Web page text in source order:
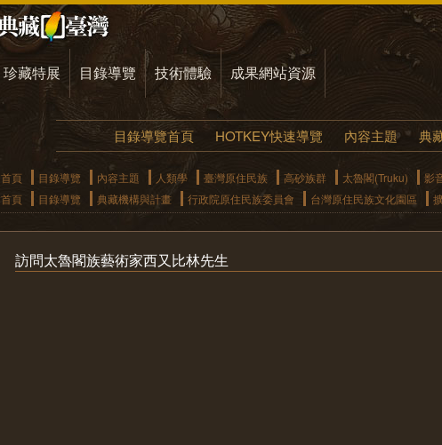
珍藏特展 目錄導覽 技術體驗 成果網站資源
目錄導覽首頁 HOTKEY快速導覽 內容主題 典
首頁 目錄導覽 內容主題 人類學 臺灣原住民族 高砂族群 太魯閣(Truku)
影
首頁
目錄導覽 典藏機構與計畫 行政院原住民族委員會 台灣原住民族文化園區
訪問太魯閣族藝術家西又比林先生